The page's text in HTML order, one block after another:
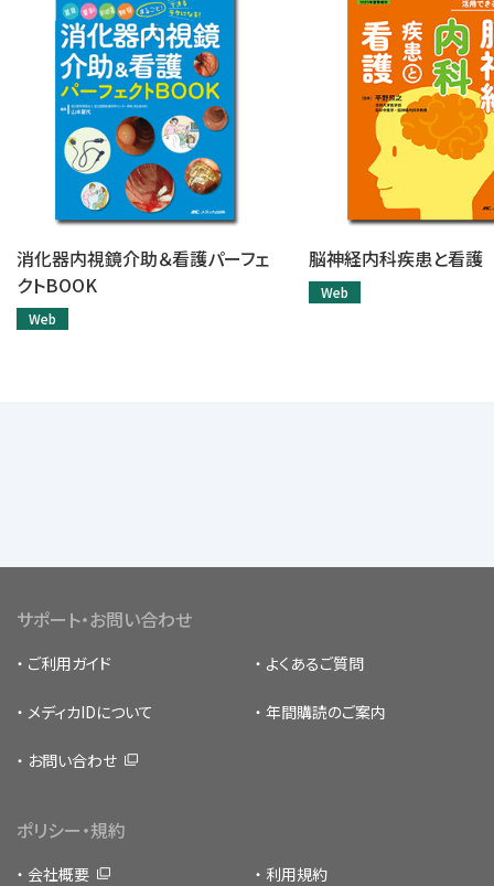
消化器内視鏡介助＆看護パーフェ
クトBOOK
Web
脳神経内科疾患と看護
Web
サポート・お問い合わせ
ご利用ガイド よくあるご質問
メディカIDについて 年間購読のご案内
お問い合わせ
ポリシー・規約
会社概要 利用規約